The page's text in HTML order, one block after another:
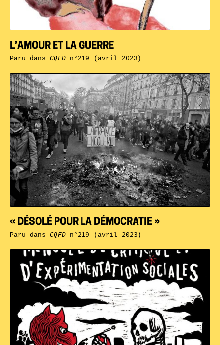
« DÉSOLÉ POUR LA DÉMOCRATIE »
Paru dansCQFDn°219 (avril 2023)
L’AMOUR ET LA GUERRE
Paru dansCQFDn°219 (avril 2023)